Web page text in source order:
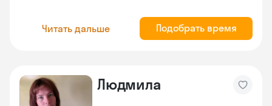
Читать дальше Подобрать время
Людмила